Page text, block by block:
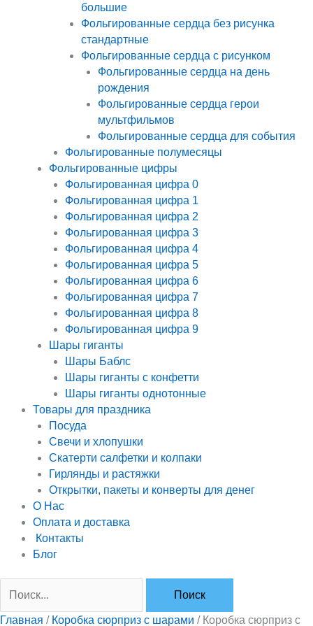
большие
Фольгированные сердца без рисунка
стандартные
Фольгированные сердца с рисунком
Фольгированные сердца на день
рождения
Фольгированные сердца герои
мультфильмов
Фольгированные сердца для события
Фольгированные полумесяцы
Фольгированные цифры
Фольгированная цифра 0
Фольгированная цифра 1
Фольгированная цифра 2
Фольгированная цифра 3
Фольгированная цифра 4
Фольгированная цифра 5
Фольгированная цифра 6
Фольгированная цифра 7
Фольгированная цифра 8
Фольгированная цифра 9
Шары гиганты
Шары Баблс
Шары гиганты с конфетти
Шары гиганты однотонные
Товары для праздника
Посуда
Свечи и хлопушки
Скатерти салфетки и колпаки
Гирлянды и растяжки
Открытки, пакеты и конверты для денег
О Нас
Оплата и доставка
Контакты
Блог
Главная / Коробка сюрприз с шарами / Коробка сюрприз с